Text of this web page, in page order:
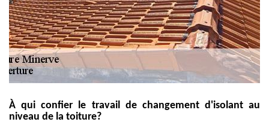
À qui confier le travail de changement d'isolant au
niveau de la toiture?